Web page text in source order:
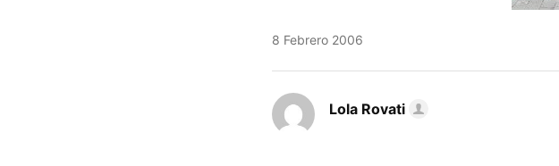
8 Febrero 2006
Lola Rovati